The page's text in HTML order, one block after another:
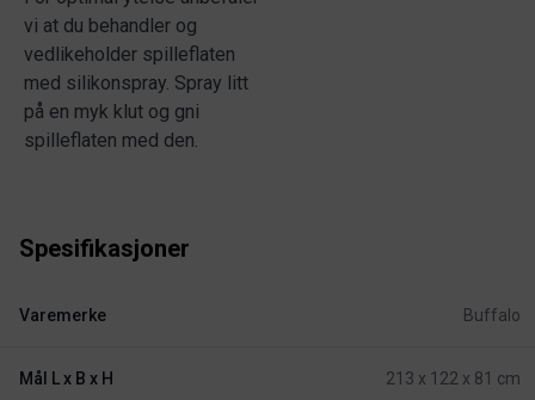
vi at du behandler og
vedlikeholder spilleflaten
med silikonspray. Spray litt
på en myk klut og gni
spilleflaten med den.
Spesifikasjoner
Varemerke Buffalo
Mål L x B x H 213 x 122 x 81 cm